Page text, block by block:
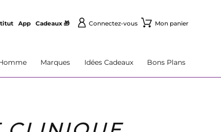
App Cadeaux 🎁 Connectez-vous Mon panier
Marques Idées Cadeaux Bons Plans